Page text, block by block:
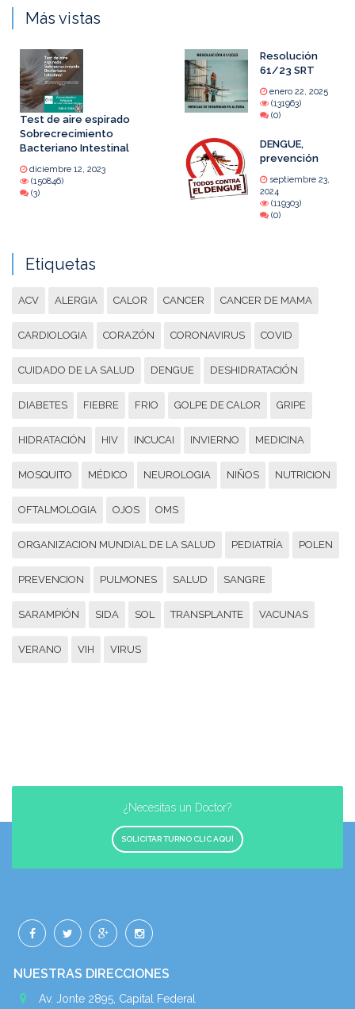
Más vistas
Test de aire espirado
Sobrecrecimiento
Bacteriano Intestinal
diciembre 12, 2023
(150846)
(3)
Resolución
61/23 SRT
enero 22, 2025
(131963)
(0)
DENGUE,
prevención
septiembre 23,
2024
(119303)
(0)
Etiquetas
ACV ALERGIA CALOR CANCER CANCER DE MAMA
CARDIOLOGIA CORAZÓN CORONAVIRUS COVID
CUIDADO DE LA SALUD DENGUE DESHIDRATACIÓN
DIABETES FIEBRE FRIO GOLPE DE CALOR GRIPE
HIDRATACIÓN HIV INCUCAI INVIERNO MEDICINA
MOSQUITO MÉDICO NEUROLOGIA NIÑOS NUTRICION
OFTALMOLOGIA OJOS OMS
ORGANIZACION MUNDIAL DE LA SALUD PEDIATRÍA POLEN
PREVENCION PULMONES SALUD SANGRE
SARAMPIÓN SIDA SOL TRANSPLANTE VACUNAS
VERANO VIH VIRUS
¿Necesitas un Doctor?
SOLICITAR TURNO CLIC AQUÍ
NUESTRAS DIRECCIONES
Av. Jonte 2895, Capital Federal